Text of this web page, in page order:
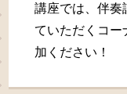
講座では、伴奏
ていただくコー
加ください！